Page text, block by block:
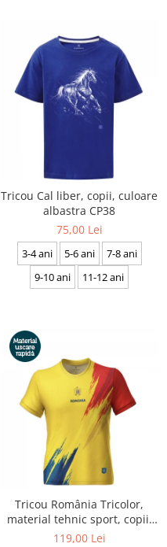
Tricou Cal liber, copii, culoare
albastra CP38
75,00 Lei
3-4 ani 5-6 ani
7-8 ani
9-10 ani
11-12 ani
Tricou România Tricolor,
material tehnic sport, copii,
culoare galbenă, CS46
119,00 Lei